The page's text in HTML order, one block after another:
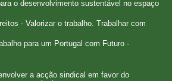
o desenvolvimento sustentável no espaço
- Valorizar o trabalho. Trabalhar com
para um Portugal com Futuro -
a acção sindical em favor do